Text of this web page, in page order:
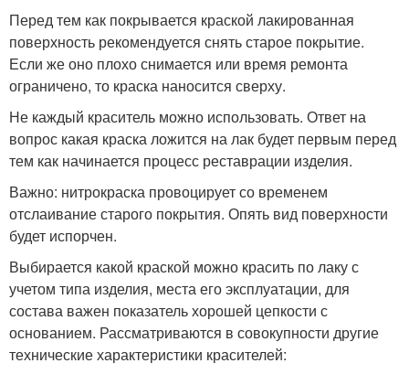
Перед тем как покрывается краской лакированная
поверхность рекомендуется снять старое покрытие.
Если же оно плохо снимается или время ремонта
ограничено, то краска наносится сверху.
Не каждый краситель можно использовать. Ответ на
вопрос какая краска ложится на лак будет первым перед
тем как начинается процесс реставрации изделия.
Важно: нитрокраска провоцирует со временем
отслаивание старого покрытия. Опять вид поверхности
будет испорчен.
Выбирается какой краской можно красить по лаку с
учетом типа изделия, места его эксплуатации, для
состава важен показатель хорошей цепкости с
основанием. Рассматриваются в совокупности другие
технические характеристики красителей: